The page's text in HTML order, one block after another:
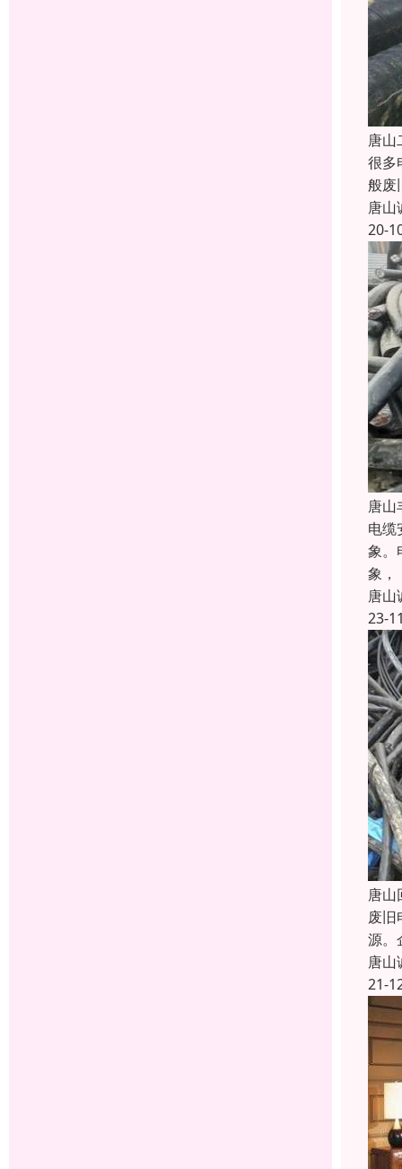
唐山
很多
般废
唐山
20-
唐山
电缆
象。
象，
唐山
23-
唐山
废旧
源。
唐山
21-